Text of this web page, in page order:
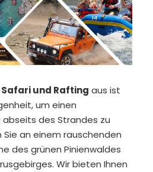
und Rafting aus ist
um einen
des Strandes zu
Sie an einem rauschenden
des grünen Pinienwaldes
Wir bieten Ihnen